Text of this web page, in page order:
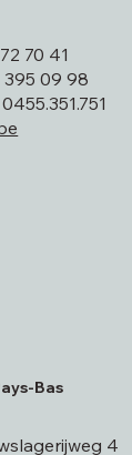
Bas
4
70 41
395 09 98